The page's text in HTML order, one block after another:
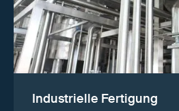
Industrielle Fertigung